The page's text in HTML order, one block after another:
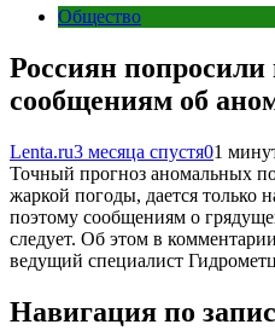
Общество
Россиян попросили
сообщениям об
Lenta.ru3 месяца спустя01
Точный прогноз аномальных
жаркой погоды, дается только
поэтому сообщениям о
следует. Об этом в
ведущий специалист
Навигация по